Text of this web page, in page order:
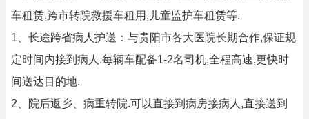
车租赁,跨市转院救援车租用,儿童监护车租赁等.
1、长途跨省病人护送：与贵阳市各大医院长期合作,保证规
定时间内接到病人.每辆车配备1-2名司机,全程高速,更快时
间送达目的地.
2、院后返乡、病重转院.可以直接到病房接病人,直接送到